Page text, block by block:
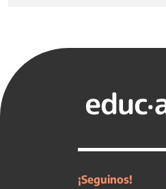
¡Seguinos!